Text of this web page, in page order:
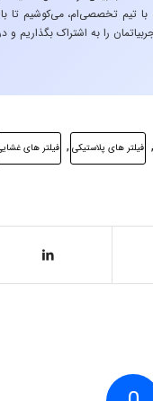
تخصصی‌ام، می‌کوشیم تا با
را به اشتراک بگذاریم
, فیلتر های پلاستیکی , فیلتر های